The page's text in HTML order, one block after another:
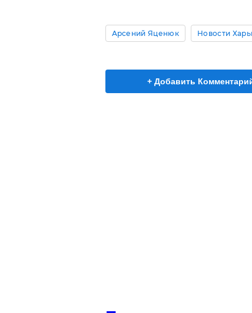
Арсений Яценюк Новости
+ Добавить